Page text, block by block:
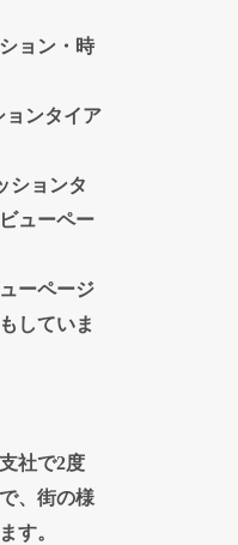
ョン・時
ョンタイア
ションタ
ューペー
ーページ
していま
社で2度
、街の様
す。